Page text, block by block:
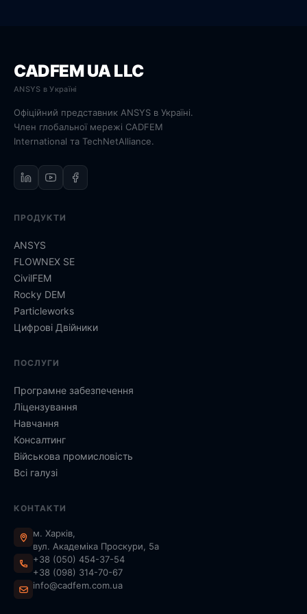
CADFEM UA LLC
ANSYS в Україні
Офіційний представник ANSYS в Україні.
Член глобальної мережі CADFEM
International та TechNetAlliance.
ПРОДУКТИ
ANSYS
FLOWNEX SE
CivilFEM
Rocky DEM
Particleworks
Цифрові Двійники
ПОСЛУГИ
Програмне забезпечення
Ліцензування
Навчання
Консалтинг
Військова промисловість
Всі галузі
КОНТАКТИ
м. Харків,
вул. Академіка Проскури, 5а
+38 (050) 454-37-54
+38 (098) 314-70-67
info@cadfem.com.ua